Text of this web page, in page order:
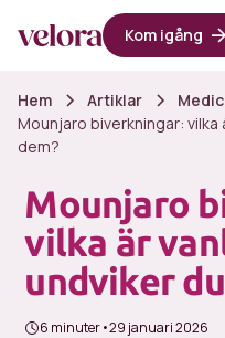
Kom igång
Hem Artiklar
Mounjaro biverkningar:
dem?
Mounjaro
vilka är
undviker
6 minuter•29 januari 2026